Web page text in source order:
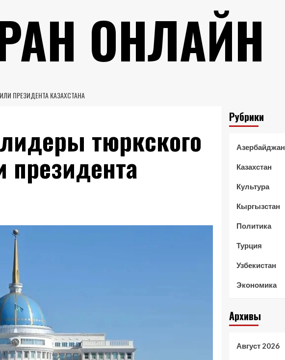
ОНЛАЙН
ПРЕЗИДЕНТА КАЗАХСТАНА
тюркского
президента
Рубрики
Азербайджан
Казахстан
Культура
Кыргызстан
Политика
Турция
Узбекистан
Экономика
Архивы
Август 2026